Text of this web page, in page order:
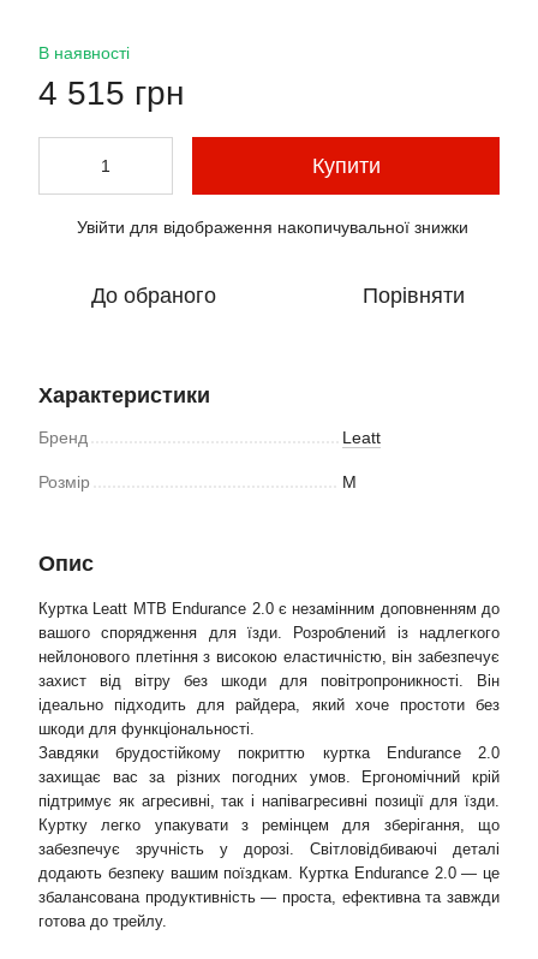
В наявності
4 515 грн
Купити
Увійти для відображення накопичувальної знижки
До обраного Порівняти
Характеристики
Бренд Leatt
Розмір M
Опис
Куртка Leatt MTB Endurance 2.0 є незамінним доповненням до
вашого спорядження для їзди. Розроблений із надлегкого
нейлонового плетіння з високою еластичністю, він забезпечує
захист від вітру без шкоди для повітропроникності. Він
ідеально підходить для райдера, який хоче простоти без
шкоди для функціональності.
Завдяки брудостійкому покриттю куртка Endurance 2.0
захищає вас за різних погодних умов. Ергономічний крій
підтримує як агресивні, так і напівагресивні позиції для їзди.
Куртку легко упакувати з ремінцем для зберігання, що
забезпечує зручність у дорозі. Світловідбиваючі деталі
додають безпеку вашим поїздкам. Куртка Endurance 2.0 — це
збалансована продуктивність — проста, ефективна та завжди
готова до трейлу.